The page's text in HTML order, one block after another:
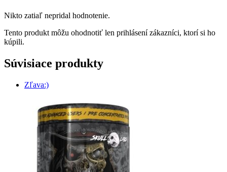
Nikto zatiaľ nepridal hodnotenie.
Tento produkt môžu ohodnotiť len prihlásení zákazníci, ktorí si ho
kúpili.
Súvisiace produkty
Zľava:)